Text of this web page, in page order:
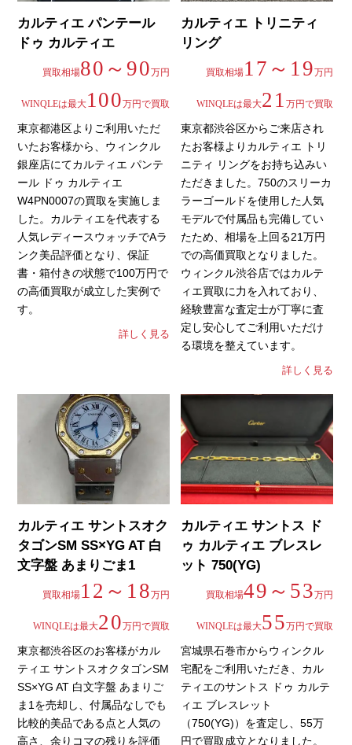
カルティエ パンテール
ドゥ カルティエ
買取相場80～90万円
WINQLEは最大100万円で買取
東京都港区よりご利用いただ
いたお客様から、ウィンクル
銀座店にてカルティエ パンテ
ール ドゥ カルティエ
W4PN0007の買取を実施しま
した。カルティエを代表する
人気レディースウォッチでAラ
ンク美品評価となり、保証
書・箱付きの状態で100万円で
の高価買取が成立した実例で
す。
詳しく見る
カルティエ トリニティ
リング
買取相場17～19万円
WINQLEは最大21 万円で買取
東京都渋谷区からご来店され
たお客様よりカルティエ トリ
ニティ リングをお持ち込みい
ただきました。750のスリーカ
ラーゴールドを使用した人気
モデルで付属品も完備してい
たため、相場を上回る21万円
での高価買取となりました。
ウィンクル渋谷店ではカルテ
ィエ買取に力を入れており、
経験豊富な査定士が丁寧に査
定し安心してご利用いただけ
る環境を整えています。
詳しく見る
カルティエ サントスオク
タゴンSM SS×YG AT 白
文字盤 あまりごま1
買取相場12～18万円
WINQLEは最大20万円で買取
東京都渋谷区のお客様がカル
ティエ サントスオクタゴンSM
SS×YG AT 白文字盤 あまりご
ま1を売却し、付属品なしでも
比較的美品である点と人気の
高さ、余りコマの残りを評価
カルティエ サントス ド
ゥ カルティエ ブレスレ
ット 750(YG)
買取相場49～53万円
WINQLEは最大55万円で買取
宮城県石巻市からウィンクル
宅配をご利用いただき、カル
ティエのサントス ドゥ カルテ
ィエ ブレスレット
（750(YG)）を査定し、55万
円で買取成立となりました。